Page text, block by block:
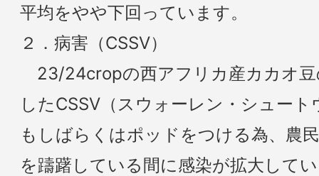
平均をやや下回っています。
２．病害（CSSV）
23/24cropの西アフリカ産カカオ豆
したCSSV（スウォーレン・シュー
もしばらくはポッドをつける為、農
を躊躇している間に感染が拡大して